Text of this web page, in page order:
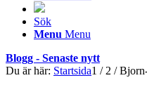
Sök
Menu Menu
Blogg - Senaste nytt
Du är här: Startsida1 / 2 /